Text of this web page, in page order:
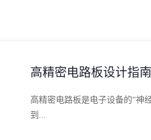
高精密电路板设计指南
高精密电路板是电子设备的“神
到...